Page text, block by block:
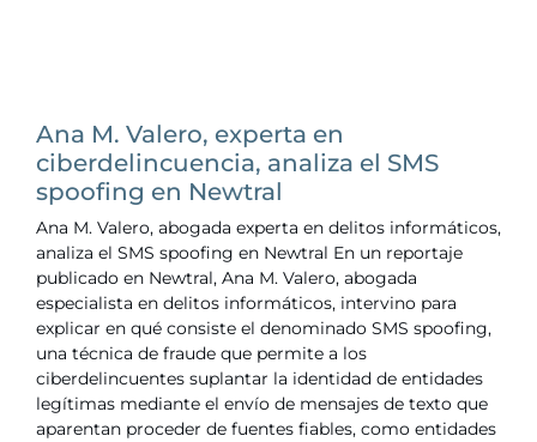
Ana M. Valero, experta en
ciberdelincuencia, analiza el SMS
spoofing en Newtral
Ana M. Valero, abogada experta en delitos informáticos,
analiza el SMS spoofing en Newtral En un reportaje
publicado en Newtral, Ana M. Valero, abogada
especialista en delitos informáticos, intervino para
explicar en qué consiste el denominado SMS spoofing,
una técnica de fraude que permite a los
ciberdelincuentes suplantar la identidad de entidades
legítimas mediante el envío de mensajes de texto que
aparentan proceder de fuentes fiables, como entidades